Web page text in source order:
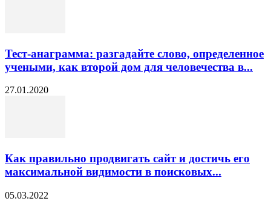
Тест-анаграмма: разгадайте слово, определенное
учеными, как второй дом для человечества в...
27.01.2020
Как правильно продвигать сайт и достичь его
максимальной видимости в поисковых...
05.03.2022